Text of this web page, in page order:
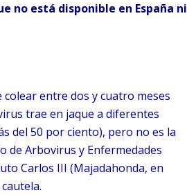
no está disponible en España ni
entre dos y cuatro meses
trae en jaque a diferentes
del 50 por ciento), pero no es la
de Arbovirus y Enfermedades
Carlos III (Majadahonda, en